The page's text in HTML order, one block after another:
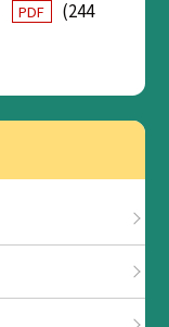
PDF
(244